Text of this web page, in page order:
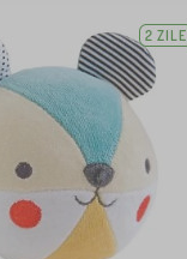
2 ZILE